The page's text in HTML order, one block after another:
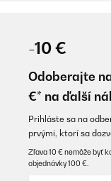
-10 €
Odoberajte
€* na ďalší
Prihláste sa na
prvými, ktorí sa
Zľava 10 € nemôže byť
objednávky 100 €.